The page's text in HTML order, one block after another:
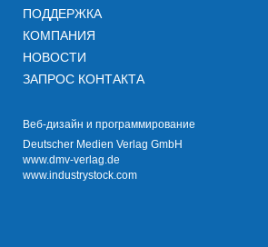
ПОДДЕРЖКА
КОМПАНИЯ
НОВОСТИ
ЗАПРОС КОНТАКТА
Веб-дизайн и программирование
Deutscher Medien Verlag GmbH
www.dmv-verlag.de
www.industrystock.com